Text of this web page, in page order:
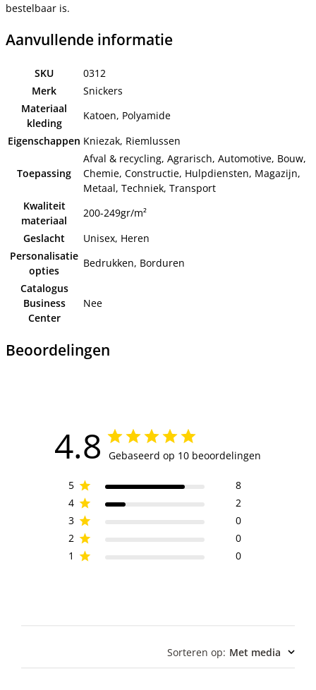
bestelbaar is.
Aanvullende informatie
SKU
0312
Merk
Snickers
Materiaal
kleding
Katoen, Polyamide
Eigenschappen Kniezak, Riemlussen
Toepassing
Afval & recycling, Agrarisch, Automotive, Bouw,
Chemie, Constructie, Hulpdiensten, Magazijn,
Metaal, Techniek, Transport
Kwaliteit
materiaal
200-249gr/m²
Geslacht
Unisex, Heren
Personalisatie
opties
Bedrukken, Borduren
Catalogus
Business
Center
Nee
Beoordelingen
4.8 Gebaseerd op 10 beoordelingen
5
8
4
2
3
0
2
0
1
0
Sorteren op: Met media